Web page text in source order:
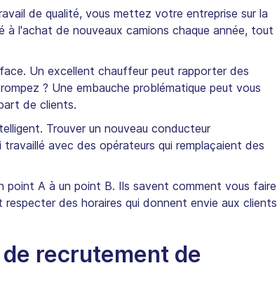
de qualité, vous mettez votre entreprise sur la
à l'achat de nouveaux camions chaque année, tout
Un excellent chauffeur peut rapporter des
? Une embauche problématique peut vous
de clients.
Trouver un nouveau conducteur
avec des opérateurs qui remplaçaient des
A à un point B. Ils savent comment vous faire
des horaires qui donnent envie aux clients
recrutement de